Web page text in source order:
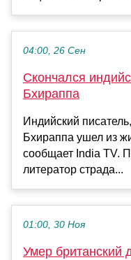
04:00, 26 Сен
Скончался
Бхираппа
Индийский
Бхираппа ушел из
сообщает India TV.
литератор страда...
01:00, 30 Ноя
Умер британский